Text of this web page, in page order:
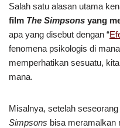
Salah satu alasan utama
film The Simpsons yang
apa yang disebut dengan “
fenomena psikologis di
memperhatikan sesuatu,
mana.
Misalnya, setelah
Simpsons bisa meramalkan